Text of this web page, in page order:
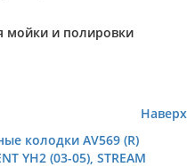
мойки и полировки
колодки AV569 (R)
YH2 (03-05), STREAM
Наверх